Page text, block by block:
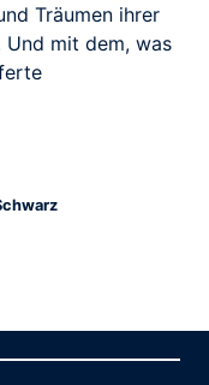
Träumen ihrer
Und mit dem, was